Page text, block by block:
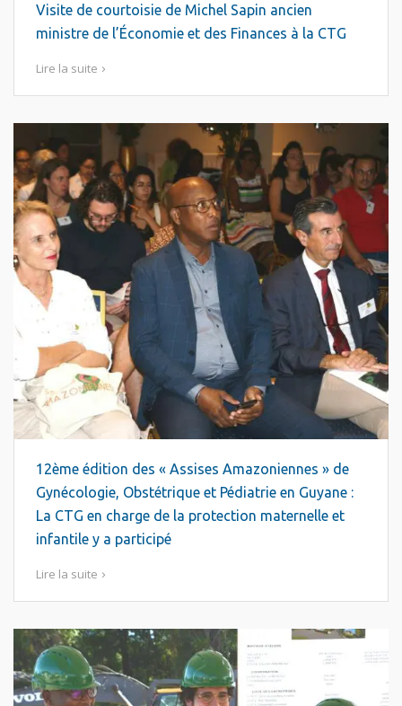
Visite de courtoisie de Michel Sapin ancien
ministre de l’Économie et des Finances à la CTG
Lire la suite
12ème édition des « Assises Amazoniennes » de
Gynécologie, Obstétrique et Pédiatrie en Guyane :
La CTG en charge de la protection maternelle et
infantile y a participé
Lire la suite